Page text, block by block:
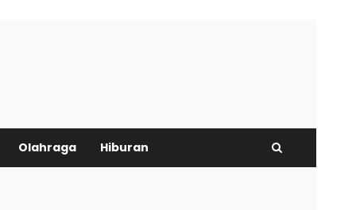
Olahraga Hiburan